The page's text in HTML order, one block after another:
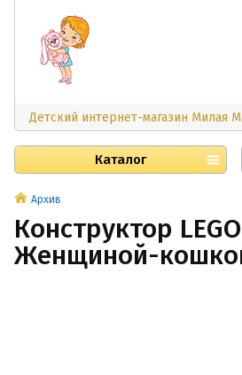
Детский интернет-магазин Милая
Каталог
Архив
Конструктор
Женщиной-